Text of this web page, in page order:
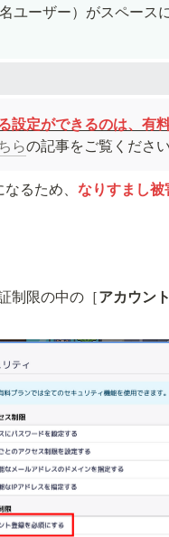
ユーザー）がスペース
らの記事をご覧くださ
るため、 なりすまし
制限の中の［アカウン